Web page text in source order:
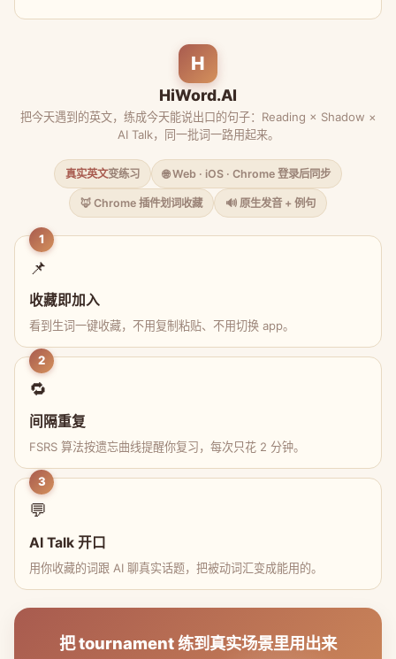
H
HiWord.AI
把今天遇到的英文，练成今天能说出口的句子：Reading × Shadow ×
AI Talk，同一批词一路用起来。
真实英文变练习 🌐 Web · iOS · Chrome 登录后同步
🦊 Chrome 插件划词收藏 🔊 原生发音 + 例句
1
📌
收藏即加入
看到生词一键收藏，不用复制粘贴、不用切换 app。
2
🔁
间隔重复
FSRS 算法按遗忘曲线提醒你复习，每次只花 2 分钟。
3
💬
AI Talk 开口
用你收藏的词跟 AI 聊真实话题，把被动词汇变成能用的。
把 tournament 练到真实场景里用出来